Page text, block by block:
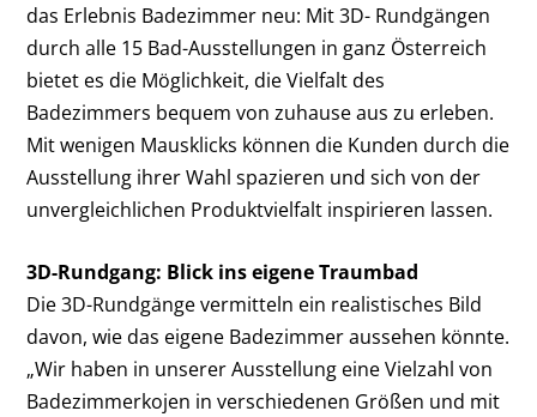
das Erlebnis Badezimmer neu: Mit 3D- Rundgängen
durch alle 15 Bad-Ausstellungen in ganz Österreich
bietet es die Möglichkeit, die Vielfalt des
Badezimmers bequem von zuhause aus zu erleben.
Mit wenigen Mausklicks können die Kunden durch die
Ausstellung ihrer Wahl spazieren und sich von der
unvergleichlichen Produktvielfalt inspirieren lassen.
3D-Rundgang: Blick ins eigene Traumbad
Die 3D-Rundgänge vermitteln ein realistisches Bild
davon, wie das eigene Badezimmer aussehen könnte.
„Wir haben in unserer Ausstellung eine Vielzahl von
Badezimmerkojen in verschiedenen Größen und mit